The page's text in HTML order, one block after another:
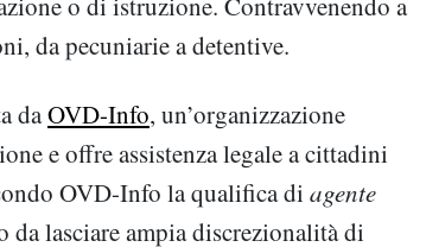
da pecuniarie a detentive.
daOVD-Info, un’organizzazione
e offre assistenza legale a cittadini
OVD-Info la qualifica di agente
lasciare ampia discrezionalità di